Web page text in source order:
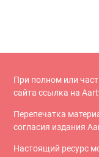
При полном или
сайта ссылка на
Перепечатка
согласия издания
Настоящий ресурс